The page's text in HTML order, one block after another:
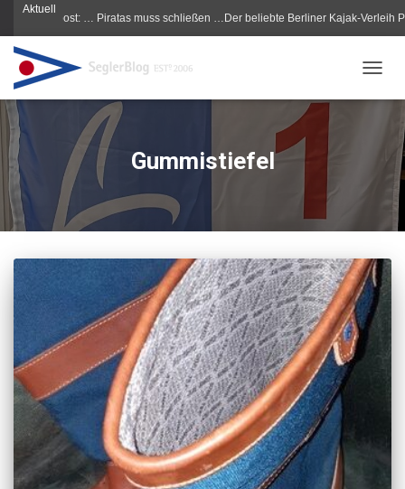
Aktuell
… Piratas muss schließen …Der beliebte Berliner Kajak-Verleih
Gummistiefel